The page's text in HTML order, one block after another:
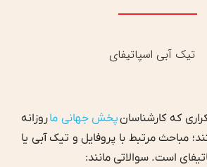
که کارشناسانپخش جهانی ماروزانه
مباحث مرتبط با پروفایل و تیک آبی یا